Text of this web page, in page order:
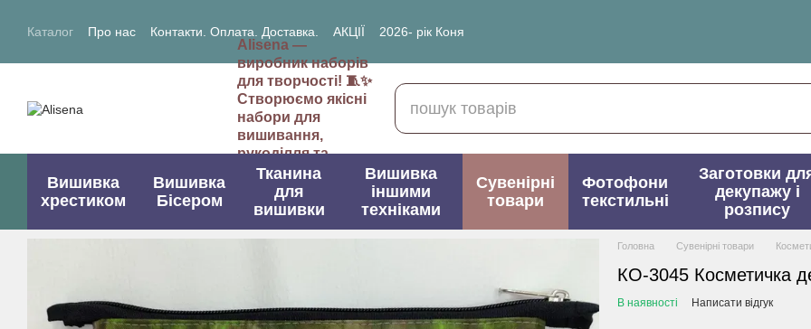
Каталог
Про нас Контакти. Оплата. Доставка. АКЦІЇ
2026- рік Коня
Alisena —
виробник наборів
для творчості! 🧵✨
Створюємо якісні
набори для
вишивання,
рукоділля та
творчих проектів.
Вишивка
хрестиком
Вишивка
Бісером
Тканина
для
вишивки
Вишивка
іншими
техніками
Сувенірні
товари
Фотофони
текстильні
Заготовки
декупажу і
розпису
Головна Сувенірні товари
КО-3045 Косметичка
В наявності Написати відгук